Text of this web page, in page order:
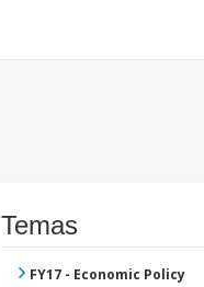
Temas
FY17 - Economic Policy